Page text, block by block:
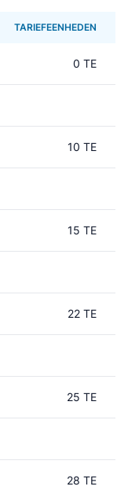
TARIEFEENHEDEN
0 TE
10 TE
15 TE
22 TE
25 TE
28 TE